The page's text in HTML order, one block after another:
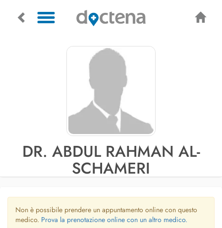
DR. ABDUL RAHMAN AL-
SCHAMERI
Non è possibile prendere un appuntamento online con questo
medico. Prova la prenotazione online con un altro medico.